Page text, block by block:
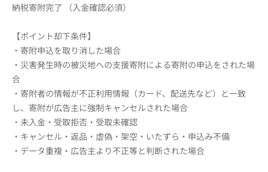
納税寄附完了 （入金確認必須）
【ポイント却下条件】
・寄附申込を取り消した場合
・災害発生時の被災地への支援寄附による寄附の申込をされた場
合
・寄附者の情報が不正利用情報（カード、配送先など）と一致
し、寄附が広告主に強制キャンセルされた場合
・未入金・受取拒否・受取未確認
・キャンセル・返品・虚偽・架空・いたずら・申込み不備
・データ重複・広告主より不正等と判断された場合